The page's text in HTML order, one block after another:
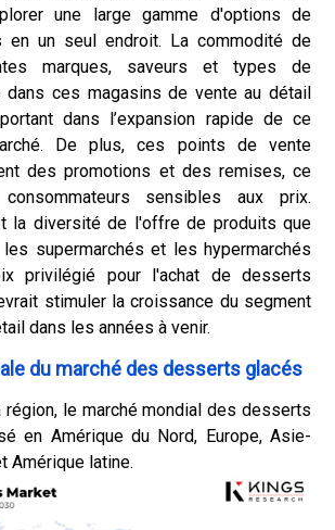
une large gamme d'options de
en un seul endroit. La commodité de
marques, saveurs et types de
ces magasins de vente au détail
dans l’expansion rapide de ce
De plus, ces points de vente
des promotions et des remises, ce
sensibles aux prix.
la diversité de l'offre de produits que
supermarchés et les hypermarchés
privilégié pour l'achat de desserts
stimuler la croissance du segment
dans les années à venir.
du marché des desserts glacés
région, le marché mondial des desserts
en Amérique du Nord, Europe, Asie-
Amérique latine.